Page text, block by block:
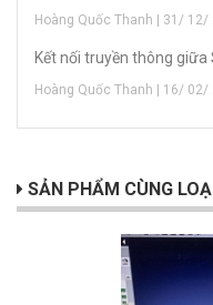
Hoàng Quốc Thanh | 31/ 12/
Kết nối truyền thông
Hoàng Quốc Thanh | 16/ 02/
SẢN PHẨM CÙNG